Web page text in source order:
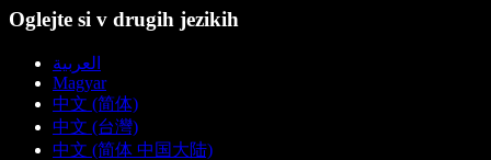
Oglejte si v drugih jezikih
العربية
Magyar
中文 (简体)
中文 (台灣)
中文 (简体 中国大陆)